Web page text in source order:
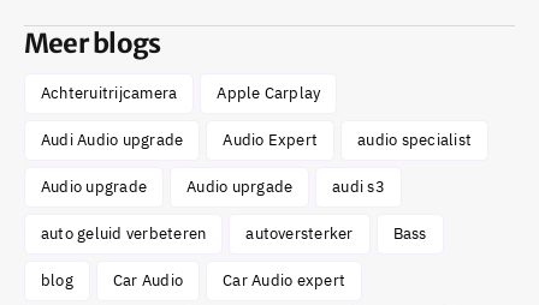
Meer blogs
Achteruitrijcamera Apple Carplay
Audi Audio upgrade Audio Expert audio specialist
Audio upgrade Audio uprgade audi s3
auto geluid verbeteren autoversterker Bass
blog Car Audio Car Audio expert